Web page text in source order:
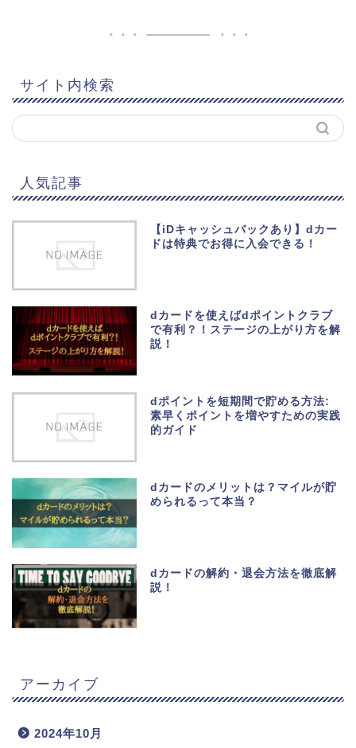
サイト内検索
人気記事
【iDキャッシュバックあり】dカー
ドは特典でお得に入会できる！
dカードを使えばdポイントクラブ
で有利？！ステージの上がり方を解
説！
dポイントを短期間で貯める方法:
素早くポイントを増やすための実践
的ガイド
dカードのメリットは？マイルが貯
められるって本当？
dカードの解約・退会方法を徹底解
説！
アーカイブ
2024年10月